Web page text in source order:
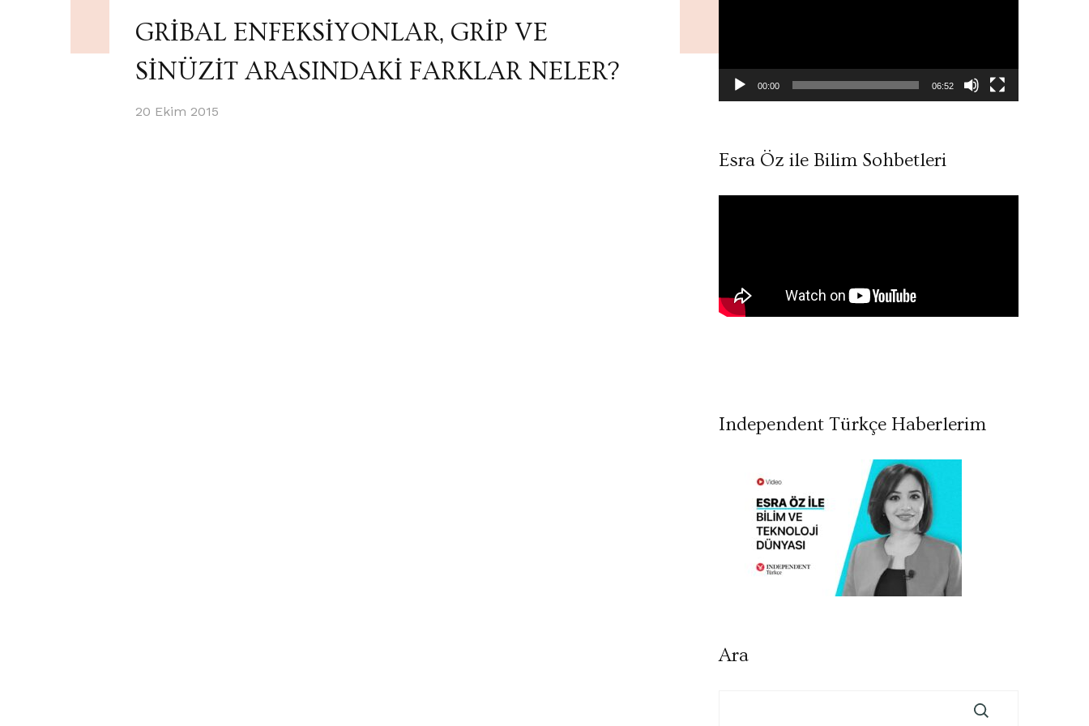
GRİBAL ENFEKSİYONLAR, GRİP VE
SİNÜZİT ARASINDAKİ FARKLAR NELER?
20 Ekim 2015
00:00 06:52
Esra Öz ile Bilim Sohbetleri
Independent Türkçe Haberlerim
Ara